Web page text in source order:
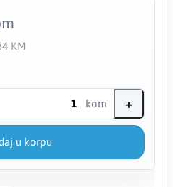
KM
kom +
u korpu